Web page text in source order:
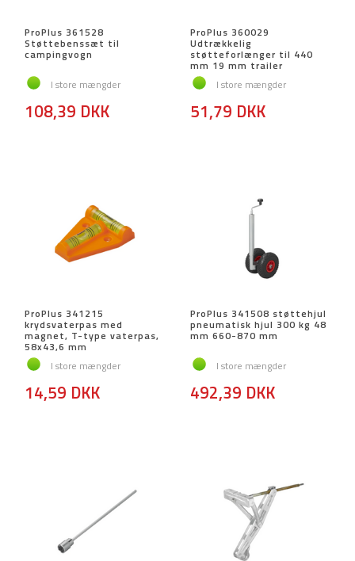
ProPlus 361528
Støttebenssæt til
campingvogn
I store mængder
108,39 DKK
ProPlus 360029
Udtrækkelig
støtteforlænger til 440
mm 19 mm trailer
I store mængder
51,79 DKK
ProPlus 341215
krydsvaterpas med
magnet, T-type vaterpas,
58x43,6 mm
I store mængder
14,59 DKK
ProPlus 341508 støttehjul
pneumatisk hjul 300 kg 48
mm 660-870 mm
I store mængder
492,39 DKK